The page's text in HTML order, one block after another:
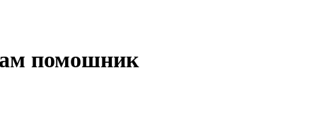
помошник